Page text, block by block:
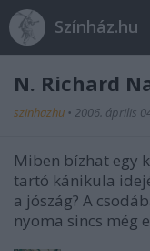
Színház.hu
N. Richard
szinhazhu • 2006. április
Miben bízhat egy
tartó kánikula
a jószág? A
nyoma sincs még